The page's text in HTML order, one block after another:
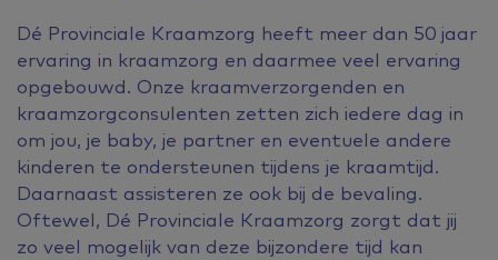
Dé Provinciale Kraamzorg heeft meer dan 50 jaar
ervaring in kraamzorg en daarmee veel ervaring
opgebouwd. Onze kraamverzorgenden en
kraamzorgconsulenten zetten zich iedere dag in
om jou, je baby, je partner en eventuele andere
kinderen te ondersteunen tijdens je kraamtijd.
Daarnaast assisteren ze ook bij de bevaling.
Oftewel, Dé Provinciale Kraamzorg zorgt dat jij
zo veel mogelijk van deze bijzondere tijd kan